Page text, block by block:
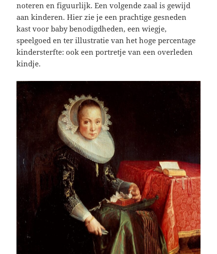
noteren en figuurlijk. Een volgende zaal is gewijd
aan kinderen. Hier zie je een prachtige gesneden
kast voor baby benodigdheden, een wiegje,
speelgoed en ter illustratie van het hoge percentage
kindersterfte: ook een portretje van een overleden
kindje.